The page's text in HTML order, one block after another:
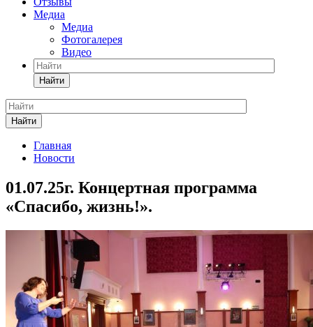
Медиа
Медиа
Фотогалерея
Видео
Найти
Найти
Главная
Новости
01.07.25г. Концертная программа
«Спасибо, жизнь!».